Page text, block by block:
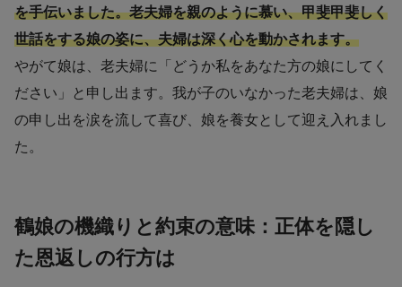
を手伝いました。老夫婦を親のように慕い、甲斐甲斐しく
世話をする娘の姿に、夫婦は深く心を動かされます。
やがて娘は、老夫婦に「どうか私をあなた方の娘にしてく
ださい」と申し出ます。我が子のいなかった老夫婦は、娘
の申し出を涙を流して喜び、娘を養女として迎え入れまし
た。
鶴娘の機織りと約束の意味：正体を隠し
た恩返しの行方は